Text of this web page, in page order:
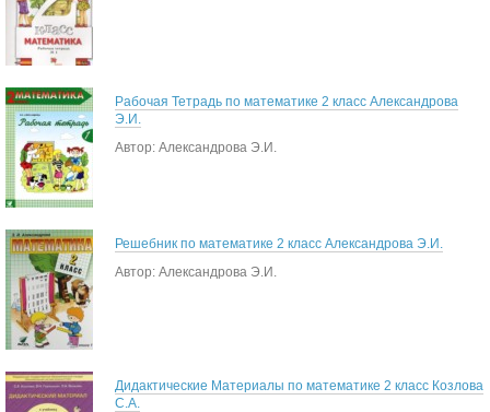
Рабочая Тетрадь по математике 2 класс Александрова
Э.И.
Автор: Александрова Э.И.
Решебник по математике 2 класс Александрова Э.И.
Автор: Александрова Э.И.
Дидактические Материалы по математике 2 класс Козлова
С.А.